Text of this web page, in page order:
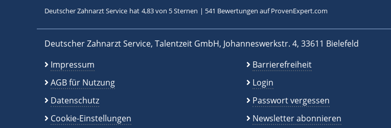
Deutscher Zahnarzt Service hat 4,83von 5Sternen | 541 Bewertungen auf ProvenExpert.com
Deutscher Zahnarzt Service, Talentzeit GmbH, Johanneswerkstr. 4, 33611 Bielefeld
Impressum
AGB für Nutzung
Datenschutz
Cookie-Einstellungen
Barrierefreiheit
Login
Passwort vergessen
Newsletter abonnieren